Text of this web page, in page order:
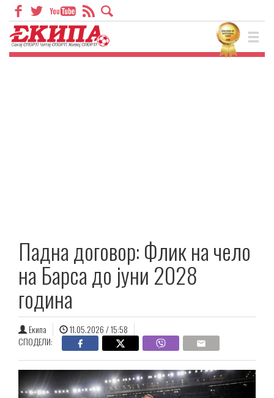
Падна договор: Флик на чело
на Барса до јуни 2028
година
Екипа
11.05.2026 / 15:58
СПОДЕЛИ: